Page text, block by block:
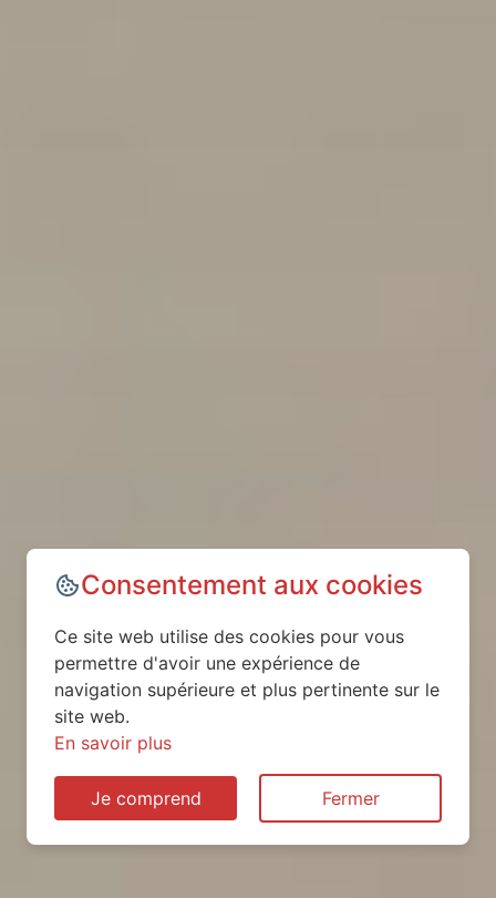
Consentement aux cookies
Ce site web utilise des cookies pour vous
permettre d'avoir une expérience de
navigation supérieure et plus pertinente sur le
site web.
En savoir plus
Je comprend Fermer